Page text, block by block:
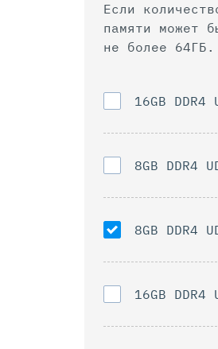
Если
памяти может быть
не более 64ГБ.
16GB DDR4
8GB DDR4
8GB DDR4
16GB DDR4